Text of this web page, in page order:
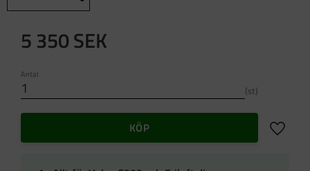
5 350SEK
Antal
st
KÖP Lägg